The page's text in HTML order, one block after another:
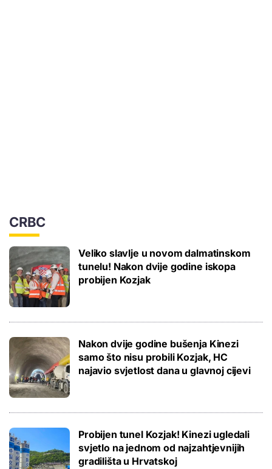
CRBC
Veliko slavlje u novom dalmatinskom
tunelu! Nakon dvije godine iskopa
probijen Kozjak
Nakon dvije godine bušenja Kinezi
samo što nisu probili Kozjak, HC
najavio svjetlost dana u glavnoj cijevi
Probijen tunel Kozjak! Kinezi ugledali
svjetlo na jednom od najzahtjevnijih
gradilišta u Hrvatskoj